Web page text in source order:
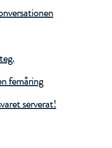
femåring
serverat!